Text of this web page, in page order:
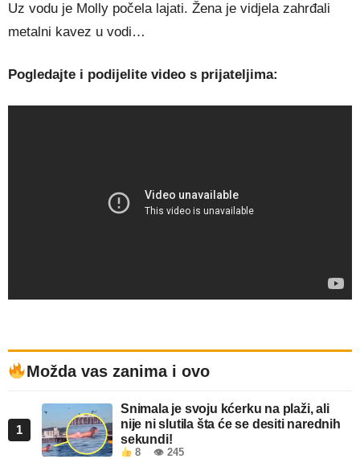
Uz vodu je Molly počela lajati. Žena je vidjela zahrđali
metalni kavez u vodi…
Pogledajte i podijelite video s prijateljima:
Možda vas zanima i ovo
1
Snimala je svoju kćerku na plaži, ali
nije ni slutila šta će se desiti narednih
sekundi!
8 👁 245